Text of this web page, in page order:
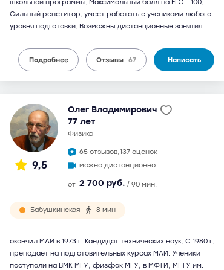
школьной программы. Максимальный балл на ЕГЭ - 100.
Сильный репетитор, умеет работать с учениками любого
уровня подготовки. Возможны дистанционные занятия
Подробнее Отзывы 67 Написать
9,5
Олег Владимирович
77 лет
физика
65 отзывов,137 оценок
можно дистанционно
от 2 700 руб. / 90 мин.
Бабушкинская 8 мин
окончил МАИ в 1973 г. Кандидат технических наук. С 1980 г.
преподает на подготовительных курсах МАИ. Ученики
поступали на ВМК МГУ, физфак МГУ, в МФТИ, МГТУ им.